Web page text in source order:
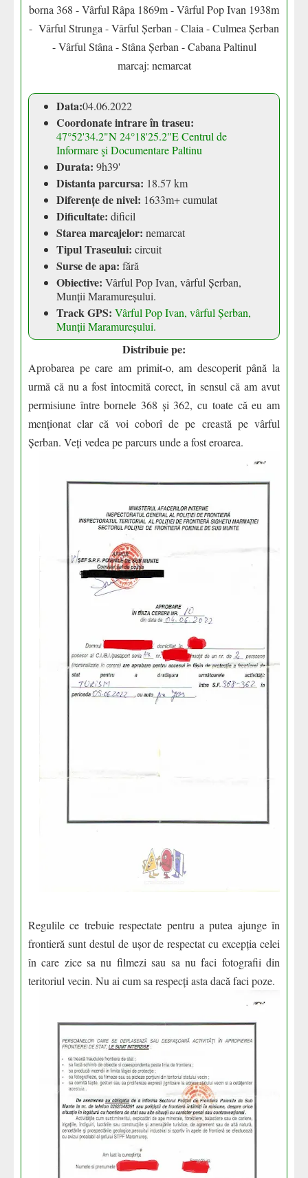
borna 368 - Vârful Râpa 1869m - Vârful Pop Ivan 1938m
- Vârful Strunga - Vârful Șerban - Claia - Culmea Șerban
- Vârful Stâna - Stâna Șerban - Cabana Paltinul
marcaj: nemarcat
Data:04.06.2022
Coordonate intrare în traseu:
47°52'34.2"N 24°18'25.2"ECentrul de
Informare şi Documentare Paltinu
Durata: 9h39'
Distanta parcursa: 18.57 km
Diferențe de nivel: 1633m+ cumulat
Dificultate: dificil
Starea marcajelor: nemarcat
Tipul Traseului: circuit
Surse de apa: fără
Obiective: Vârful Pop Ivan, vârful Șerban,
Munții Maramureșului.
Track GPS: Vârful Pop Ivan, vârful Șerban,
Munții Maramureșului.
Distribuie pe:
Aprobarea pe care am primit-o, am descoperit până la
urmă că nu a fost întocmită corect, în sensul că am avut
permisiune între bornele 368 și 362, cu toate că eu am
menționat clar că voi coborî de pe creastă pe vârful
Șerban. Veți vedea pe parcurs unde a fost eroarea.
Regulile ce trebuie respectate pentru a putea ajunge în
frontieră sunt destul de ușor de respectat cu excepția celei
în care zice sa nu filmezi sau sa nu faci fotografii din
teritoriul vecin. Nu ai cum sa respecți asta dacă faci poze.